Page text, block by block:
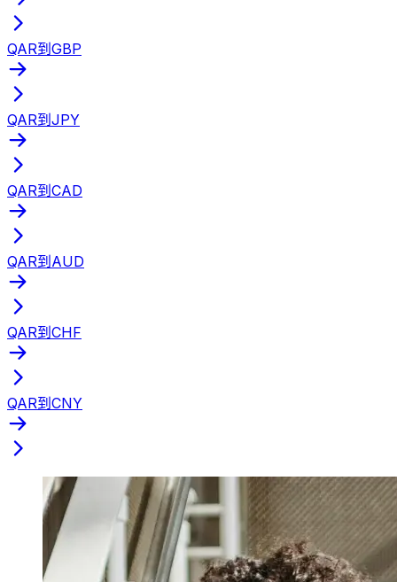
QAR到GBP
QAR到JPY
QAR到CAD
QAR到AUD
QAR到CHF
QAR到CNY